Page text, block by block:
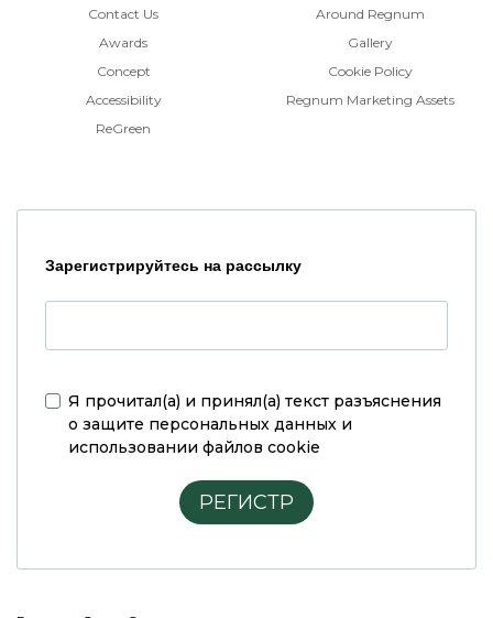
Contact Us
Awards
Concept
Accessibility
ReGreen
Around Regnum
Gallery
Cookie Policy
Regnum Marketing Assets
Зарегистрируйтесь на рассылку
Я прочитал(а) и принял(а) текст разъяснения
о защите персональных данных и
использовании файлов cookie
РЕГИСТР